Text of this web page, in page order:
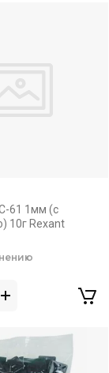
61 1мм (с
10г Rexant